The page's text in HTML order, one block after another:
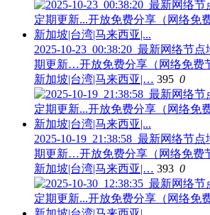
2025-10-23_00:38:20_最新网络节
期更新…开放免费分享（网络免费
新加坡|台湾|马来西亚|… 395 0
2025-10-19_21:38:58_最新网络节
期更新…开放免费分享（网络免费
新加坡|台湾|马来西亚|… 393 0